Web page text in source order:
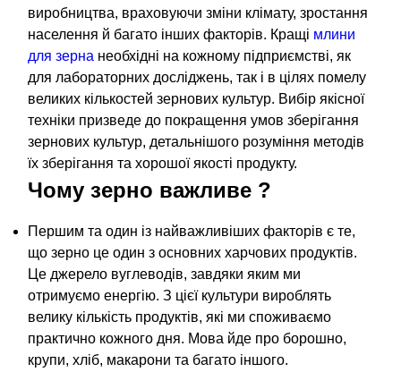
виробництва, враховуючи зміни клімату, зростання
населення й багато інших факторів. Кращі млини
для зерна необхідні на кожному підприємстві, як
для лабораторних досліджень, так і в цілях помелу
великих кількостей зернових культур. Вибір якісної
техніки призведе до покращення умов зберігання
зернових культур, детальнішого розуміння методів
їх зберігання та хорошої якості продукту.
Чому зерно важливе ?
Першим та один із найважливіших факторів є те,
що зерно це один з основних харчових продуктів.
Це джерело вуглеводів, завдяки яким ми
отримуємо енергію. З цієї культури вироблять
велику кількість продуктів, які ми споживаємо
практично кожного дня. Мова йде про борошно,
крупи, хліб, макарони та багато іншого.